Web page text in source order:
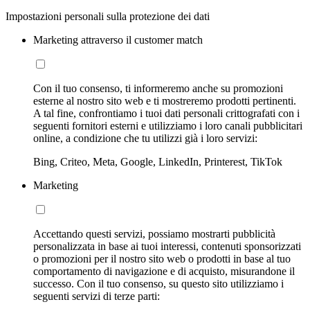
Impostazioni personali sulla protezione dei dati
Marketing attraverso il customer match
Con il tuo consenso, ti informeremo anche su promozioni
esterne al nostro sito web e ti mostreremo prodotti pertinenti.
A tal fine, confrontiamo i tuoi dati personali crittografati con i
seguenti fornitori esterni e utilizziamo i loro canali pubblicitari
online, a condizione che tu utilizzi già i loro servizi:
Bing, Criteo, Meta, Google, LinkedIn, Printerest, TikTok
Marketing
Accettando questi servizi, possiamo mostrarti pubblicità
personalizzata in base ai tuoi interessi, contenuti sponsorizzati
o promozioni per il nostro sito web o prodotti in base al tuo
comportamento di navigazione e di acquisto, misurandone il
successo. Con il tuo consenso, su questo sito utilizziamo i
seguenti servizi di terze parti: